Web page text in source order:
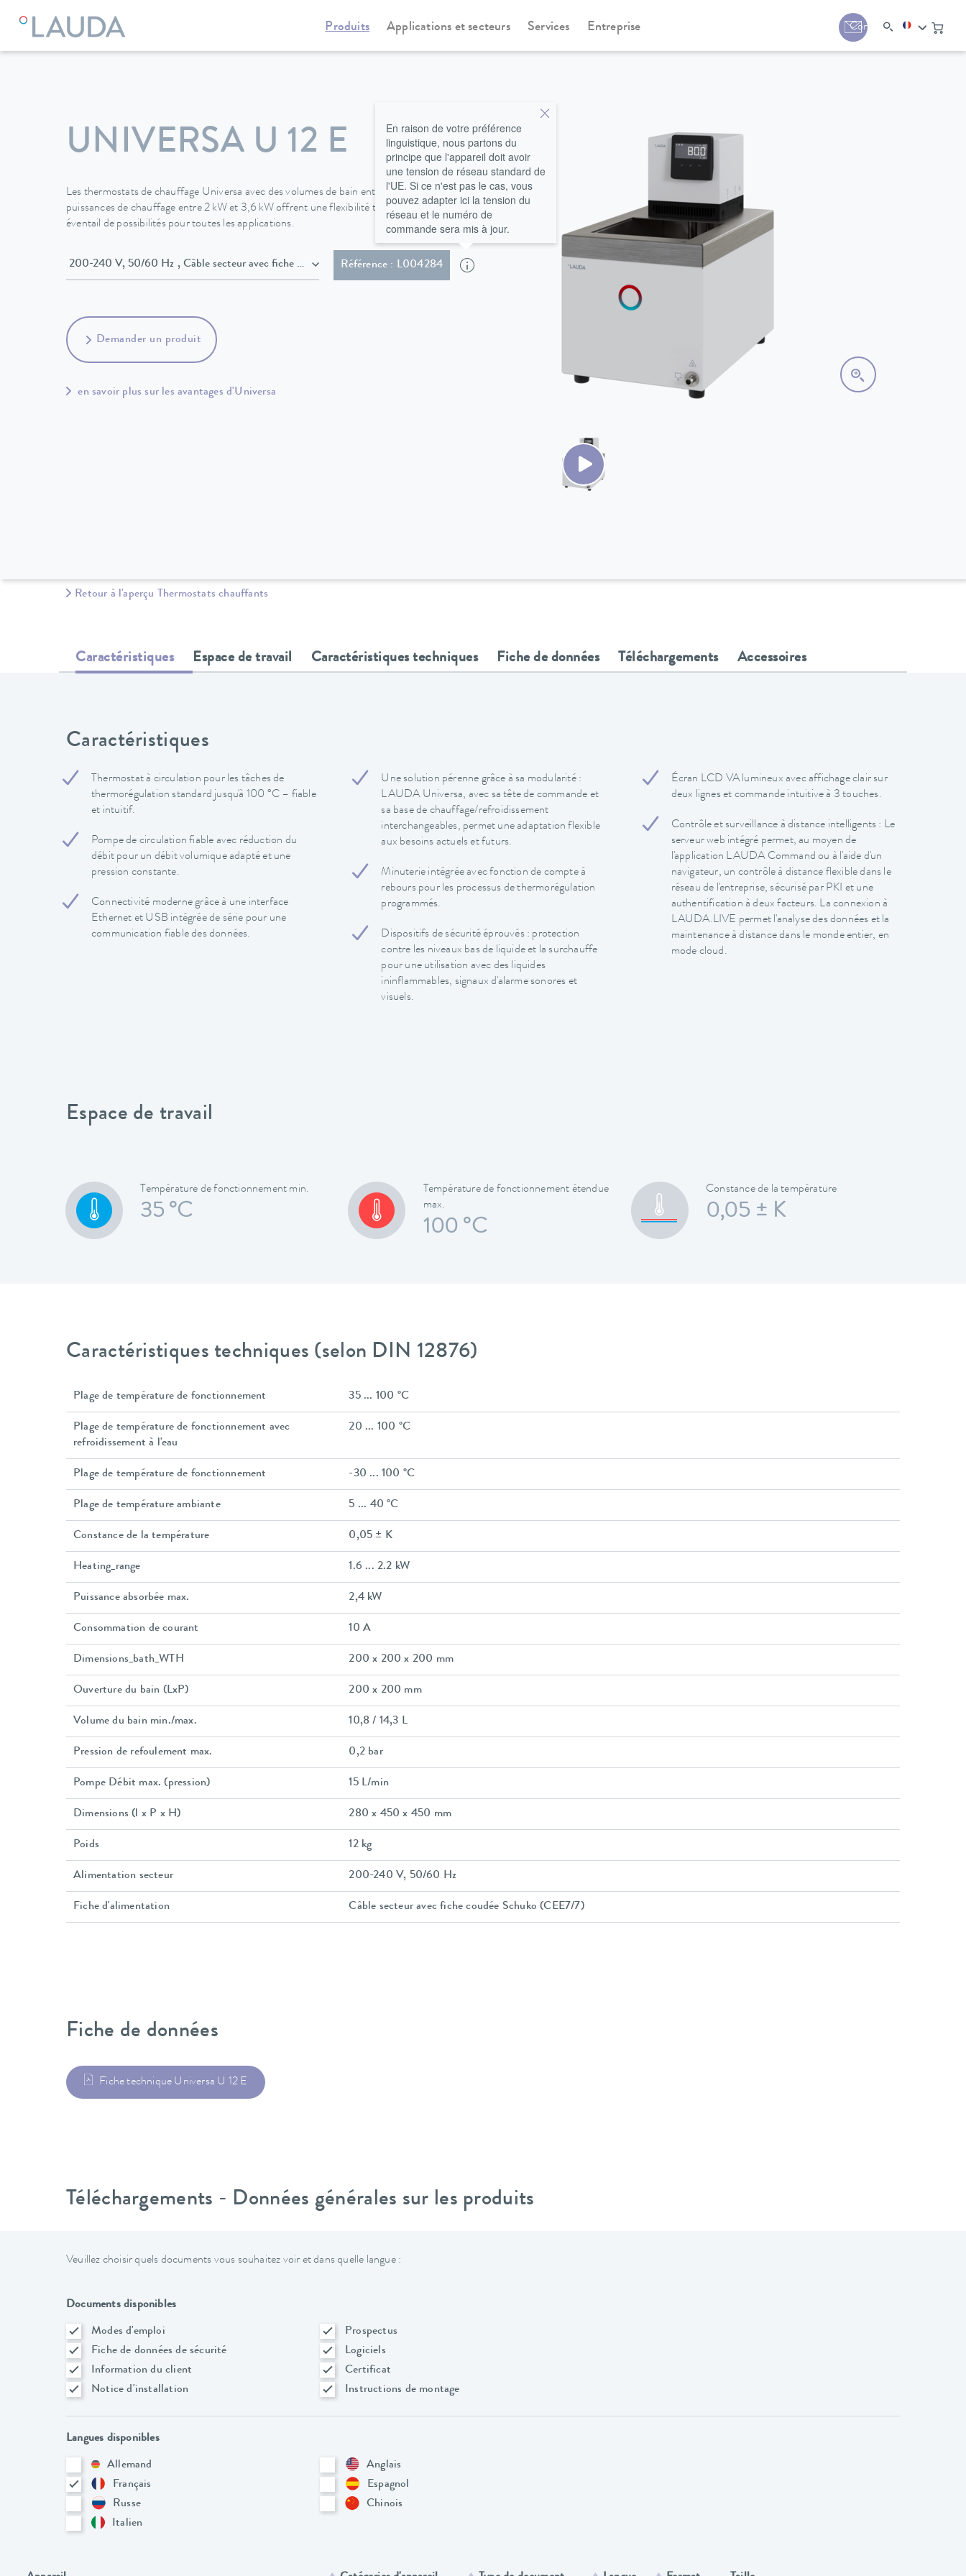
Produits Applications et secteurs Services Entreprise Contact
LAUDA Appareils de thermorégulation Thermostats chauffants Universa
UNIVERSA U 12 E
Les thermostats de chauffage Universa avec des volumes de bain entre 4 et 40 L et des
puissances de chauffage entre 2 kW et 3,6 kW offrent une flexibilité totale et un large
éventail de possibilités pour toutes les applications.
200-240 V, 50/60 Hz , Câble secteur avec fiche coudée Schuko (CEE7/7)
Référence : L004284
En raison de votre préférence
linguistique, nous partons du
principe que l'appareil doit avoir
une tension de réseau standard de
l'UE. Si ce n'est pas le cas, vous
pouvez adapter ici la tension du
réseau et le numéro de
commande sera mis à jour.
Demander un produit
en savoir plus sur les avantages d'Universa
Retour à l'aperçu Thermostats chauffants
Caractéristiques Espace de travail Caractéristiques techniques Fiche de données Téléchargements Accessoires
Caractéristiques
Thermostat à circulation pour les tâches de
thermorégulation standard jusqu'à 100 °C – fiable
et intuitif.
Pompe de circulation fiable avec réduction du
débit pour un débit volumique adapté et une
pression constante.
Connectivité moderne grâce à une interface
Ethernet et USB intégrée de série pour une
communication fiable des données.
Une solution pérenne grâce à sa modularité :
LAUDA Universa, avec sa tête de commande et
sa base de chauffage/refroidissement
interchangeables, permet une adaptation flexible
aux besoins actuels et futurs.
Minuterie intégrée avec fonction de compte à
rebours pour les processus de thermorégulation
programmés.
Dispositifs de sécurité éprouvés : protection
contre les niveaux bas de liquide et la surchauffe
pour une utilisation avec des liquides
ininflammables, signaux d'alarme sonores et
visuels.
Écran LCD VA lumineux avec affichage clair sur
deux lignes et commande intuitive à 3 touches.
Contrôle et surveillance à distance intelligents : Le
serveur web intégré permet, au moyen de
l'application LAUDA Command ou à l'aide d'un
navigateur, un contrôle à distance flexible dans le
réseau de l'entreprise, sécurisé par PKI et une
authentification à deux facteurs. La connexion à
LAUDA.LIVE permet l'analyse des données et la
maintenance à distance dans le monde entier, en
mode cloud.
Espace de travail
Température de fonctionnement min.
35 °C
Température de fonctionnement étendue
max.
100 °C
Constance de la température
0,05 ± K
Caractéristiques techniques (selon DIN 12876)
Plage de température de fonctionnement 35 ... 100 °C
Plage de température de fonctionnement avec
refroidissement à l'eau
20 ... 100 °C
Plage de température de fonctionnement -30 ... 100 °C
Plage de température ambiante 5 ... 40 °C
Constance de la température 0,05 ± K
Heating_range 1.6 ... 2.2 kW
Puissance absorbée max. 2,4 kW
Consommation de courant 10 A
Dimensions_bath_WTH 200 x 200 x 200 mm
Ouverture du bain (LxP) 200 x 200 mm
Volume du bain min./max. 10,8 / 14,3 L
Pression de refoulement max. 0,2 bar
Pompe Débit max. (pression) 15 L/min
Dimensions (l x P x H) 280 x 450 x 450 mm
Poids 12 kg
Alimentation secteur 200-240 V, 50/60 Hz
Fiche d'alimentation Câble secteur avec fiche coudée Schuko (CEE7/7)
Fiche de données
Fiche technique Universa U 12 E
Téléchargements - Données générales sur les produits
Veuillez choisir quels documents vous souhaitez voir et dans quelle langue :
Documents disponibles
Modes d'emploi
Prospectus
Fiche de données de sécurité
Logiciels
Information du client
Certificat
Notice d'installation
Instructions de montage
Langues disponibles
Allemand
Anglais
Français
Espagnol
Russe
Chinois
Italien